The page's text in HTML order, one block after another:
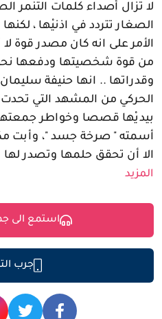
لا تزال أصداء كلمات التنمر
الصغار تتردد في اذنيْها ، لكنها
الأمر على انه كان مصدر قوة
من قوة شخصيتها ودفعها نحو
وقدراتها .. انها حنيفة
الحركي من المشهد التي
بيديْها قصصا وخواطر
أسمته " صرخة جسد "، وأبت
الا أن تحقق حلمها وتصدر لها
المزيد
استمع الى
جرب